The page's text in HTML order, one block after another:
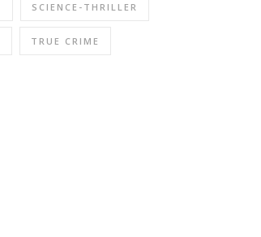
SCIENCE-THRILLER
TRUE CRIME